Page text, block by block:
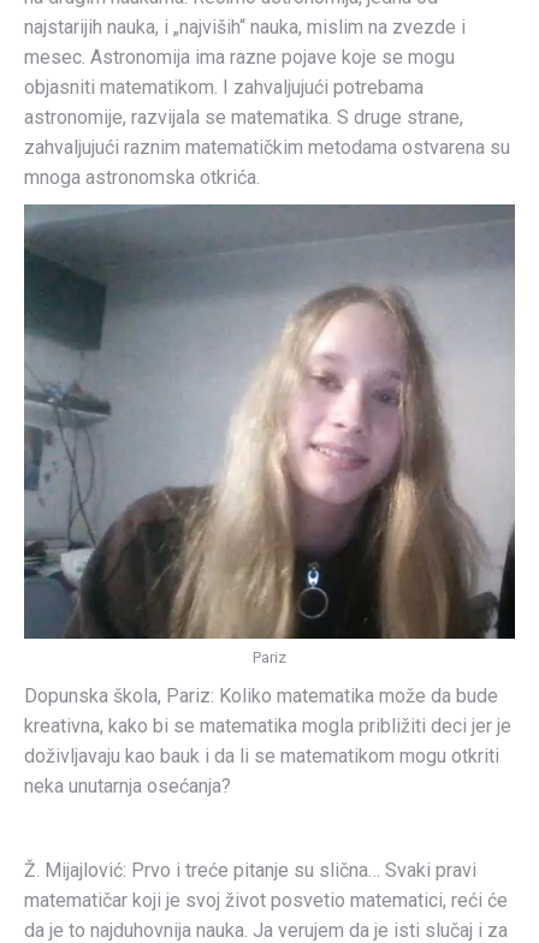
najstarijih nauka, i „najviših“ nauka, mislim na zvezde i
mesec. Astronomija ima razne pojave koje se mogu
objasniti matematikom. I zahvaljujući potrebama
astronomije, razvijala se matematika. S druge strane,
zahvaljujući raznim matematičkim metodama ostvarena su
mnoga astronomska otkrića.
Pariz
Dopunska škola, Pariz: Koliko matematika može da bude
kreativna, kako bi se matematika mogla približiti deci jer je
doživljavaju kao bauk i da li se matematikom mogu otkriti
neka unutarnja osećanja?
Ž. Mijajlović: Prvo i treće pitanje su slična… Svaki pravi
matematičar koji je svoj život posvetio matematici, reći će
da je to najduhovnija nauka. Ja verujem da je isti slučaj i za